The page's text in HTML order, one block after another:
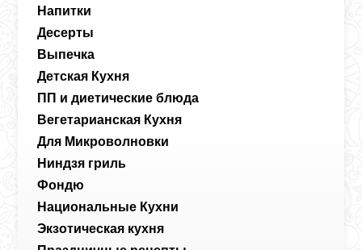
Напитки
Десерты
Выпечка
Детская Кухня
ПП и диетические блюда
Вегетарианская Кухня
Для Микроволновки
Ниндзя гриль
Фондю
Национальные Кухни
Экзотическая кухня